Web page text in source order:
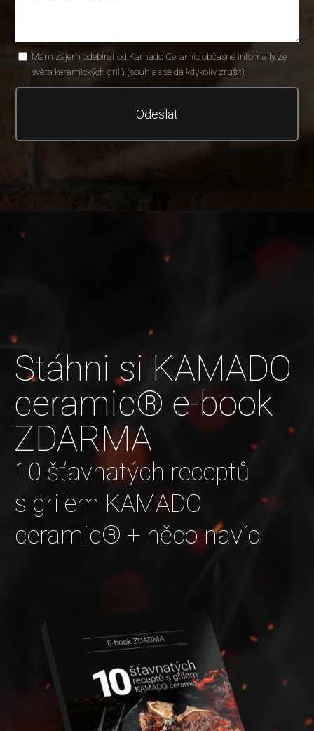
Mám zájem odebírat od Kamado Ceramic občasné infomaily ze
světa keramických grilů (souhlas se dá kdykoliv zrušit)
Odeslat
Stáhni si KAMADO
ceramic® e-book
ZDARMA
10 šťavnatých receptů
s grilem KAMADO
ceramic® + něco navíc